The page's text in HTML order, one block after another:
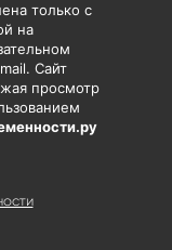
только с
на
Сайт
просмотр